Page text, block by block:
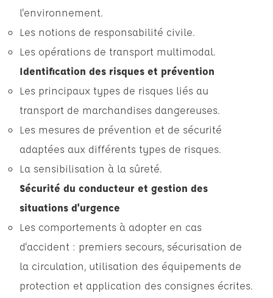
l'environnement.
Les notions de responsabilité civile.
Les opérations de transport multimodal.
Identification des risques et prévention
Les principaux types de risques liés au
transport de marchandises dangereuses.
Les mesures de prévention et de sécurité
adaptées aux différents types de risques.
La sensibilisation à la sûreté.
Sécurité du conducteur et gestion des
situations d'urgence
Les comportements à adopter en cas
d'accident : premiers secours, sécurisation de
la circulation, utilisation des équipements de
protection et application des consignes écrites.